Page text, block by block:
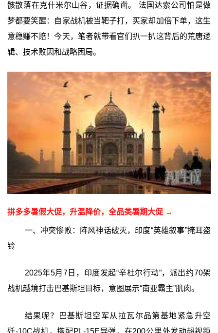
骸散落在克什米尔山谷，证据确凿。 法国达索公司怕是做
梦都要笑醒：自家战机被当靶子打，买家却加倍下单，这生
意稳赚不赔！今天，笔者就带看官们扒一扒这背后的荒唐逻
辑、技术败因和战略困局。
拼多多暑假大促，升温降价，全品类暑期大促 →
一、冲突惨败：阵风神话破灭，印度“英雄叙事”掩耳盗
铃
2025年5月7日，印度发起“辛杜尔行动”，派出约70架
战机越境打击巴基斯坦目标，意图展示“南亚霸主”肌肉。
结果呢？巴基斯坦空军从拉瓦尔品第基地紧急升空